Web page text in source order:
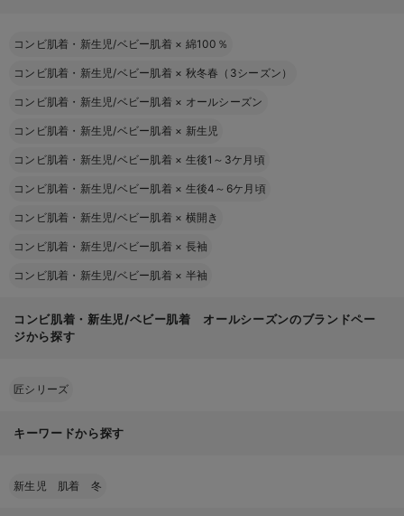
コンビ肌着・新生児/ベビー肌着 × 綿100％
コンビ肌着・新生児/ベビー肌着 × 秋冬春（3シーズン）
コンビ肌着・新生児/ベビー肌着 × オールシーズン
コンビ肌着・新生児/ベビー肌着 × 新生児
コンビ肌着・新生児/ベビー肌着 × 生後1～3ケ月頃
コンビ肌着・新生児/ベビー肌着 × 生後4～6ケ月頃
コンビ肌着・新生児/ベビー肌着 × 横開き
コンビ肌着・新生児/ベビー肌着 × 長袖
コンビ肌着・新生児/ベビー肌着 × 半袖
コンビ肌着・新生児/ベビー肌着 オールシーズンのブランドペー
ジから探す
匠シリーズ
キーワードから探す
新生児 肌着 冬